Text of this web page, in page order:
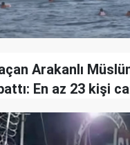
Arakanlı
En az 23 kişi